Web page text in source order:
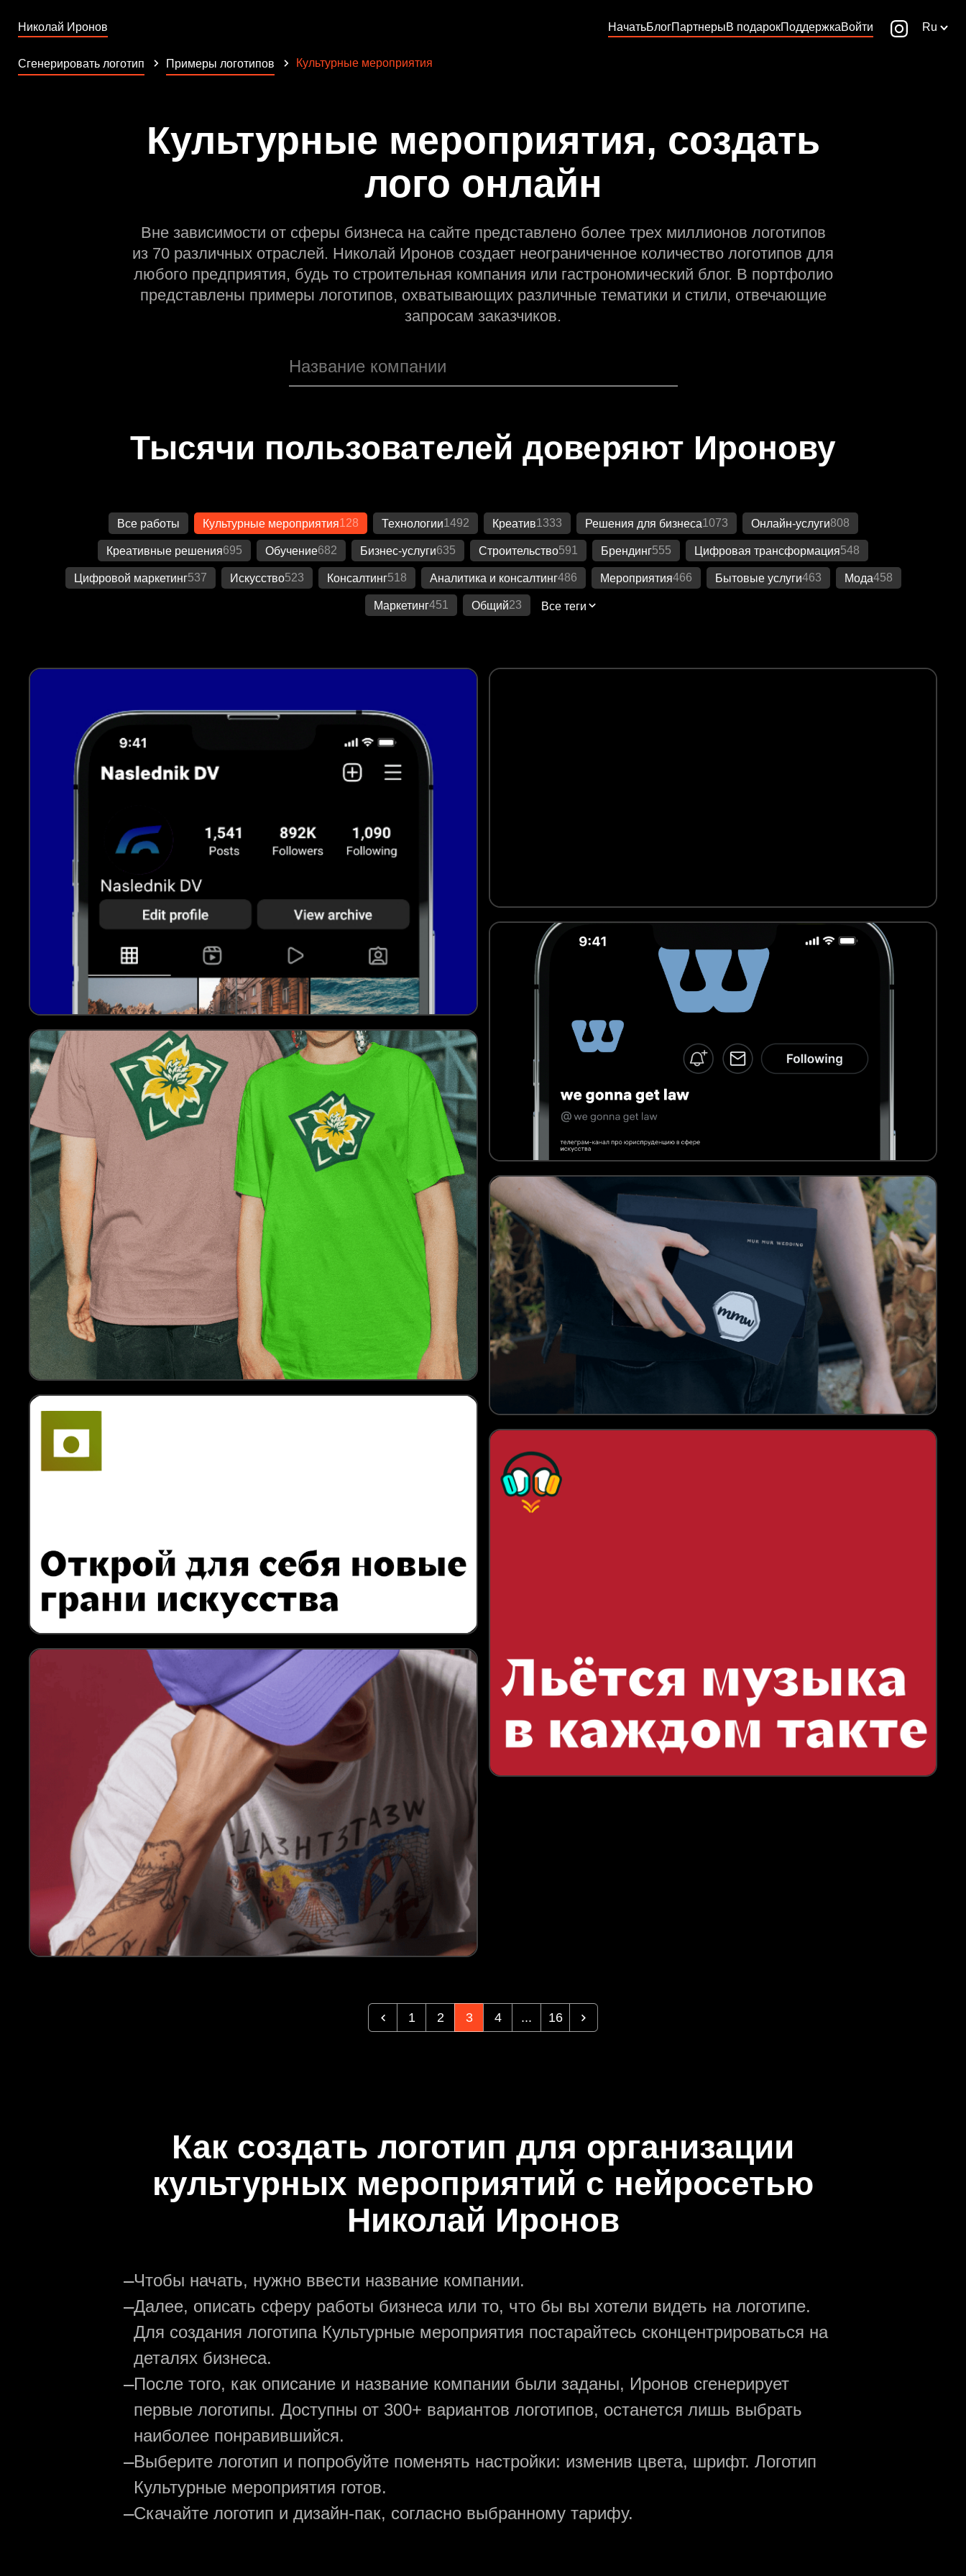
Николай Иронов НачатьБлогПартнерыВ подарокПоддержкаВойти Ru
Сгенерировать логотип Примеры логотипов Культурные мероприятия
Культурные мероприятия, создать
лого онлайн
Вне зависимости от сферы бизнеса на сайте представлено более трех миллионов логотипов
из 70 различных отраслей. Николай Иронов создает неограниченное количество логотипов для
любого предприятия, будь то строительная компания или гастрономический блог. В портфолио
представлены примеры логотипов, охватывающих различные тематики и стили, отвечающие
запросам заказчиков.
Тысячи пользователей доверяют Иронову
Все работы Культурные мероприятия128 Технологии1492 Креатив1333 Решения для бизнеса1073 Онлайн-услуги808
Креативные решения695 Обучение682 Бизнес-услуги635 Строительство591 Брендинг555 Цифровая трансформация548
Цифровой маркетинг537 Искусство523 Консалтинг518 Аналитика и консалтинг486 Мероприятия466 Бытовые услуги463 Мода458
Маркетинг451 Общий23 Все теги
1 2 3 4 ... 16
Как создать логотип для организации
культурных мероприятий с нейросетью
Николай Иронов
—Чтобы начать, нужно ввести название компании.
—Далее, описать сферу работы бизнеса или то, что бы вы хотели видеть на логотипе.
Для создания логотипа Культурные мероприятия постарайтесь сконцентрироваться на
деталях бизнеса.
—После того, как описание и название компании были заданы, Иронов сгенерирует
первые логотипы. Доступны от 300+ вариантов логотипов, останется лишь выбрать
наиболее понравившийся.
—Выберите логотип и попробуйте поменять настройки: изменив цвета, шрифт. Логотип
Культурные мероприятия готов.
—Скачайте логотип и дизайн-пак, согласно выбранному тарифу.